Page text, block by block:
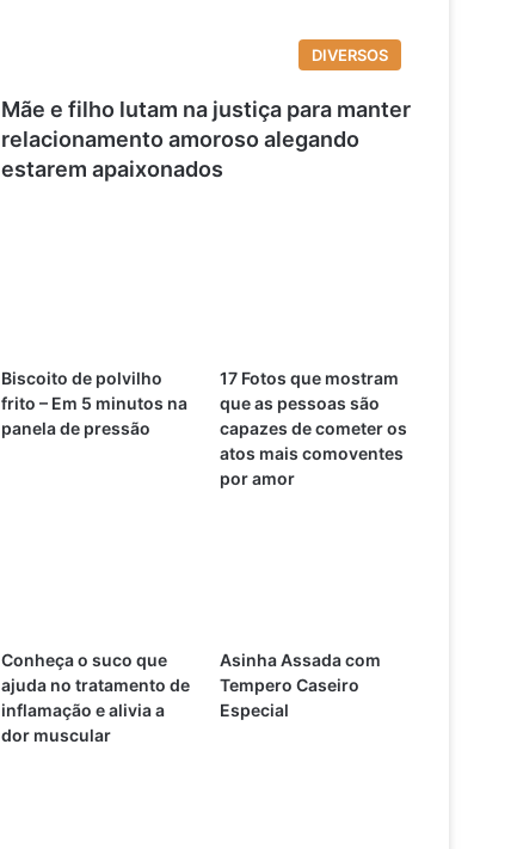
DIVERSOS
Mãe e filho lutam na justiça para manter
relacionamento amoroso alegando
estarem apaixonados
Biscoito de polvilho
frito – Em 5 minutos na
panela de pressão
17 Fotos que mostram
que as pessoas são
capazes de cometer os
atos mais comoventes
por amor
Conheça o suco que
ajuda no tratamento de
inflamação e alivia a
dor muscular
Asinha Assada com
Tempero Caseiro
Especial